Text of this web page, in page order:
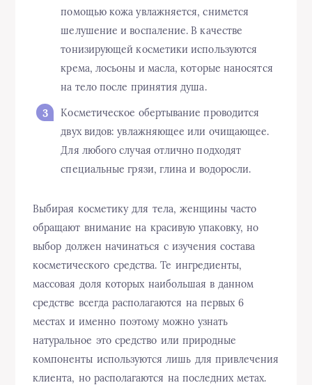
помощью кожа увлажняется, снимется
шелушение и воспаление. В качестве
тонизирующей косметики используются
крема, лосьоны и масла, которые наносятся
на тело после принятия душа.
Косметическое обертывание проводится
двух видов: увлажняющее или очищающее.
Для любого случая отлично подходят
специальные грязи, глина и водоросли.
Выбирая косметику для тела, женщины часто
обращают внимание на красивую упаковку, но
выбор должен начинаться с изучения состава
косметического средства. Те ингредиенты,
массовая доля которых наибольшая в данном
средстве всегда располагаются на первых 6
местах и именно поэтому можно узнать
натуральное это средство или природные
компоненты используются лишь для привлечения
клиента, но располагаются на последних метах.